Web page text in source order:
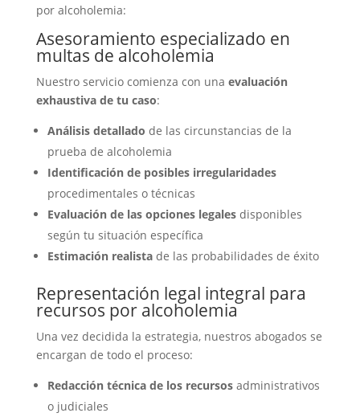
por alcoholemia:
Asesoramiento especializado en
multas de alcoholemia
Nuestro servicio comienza con una evaluación
exhaustiva de tu caso:
Análisis detallado de las circunstancias de la
prueba de alcoholemia
Identificación de posibles irregularidades
procedimentales o técnicas
Evaluación de las opciones legalesdisponibles
según tu situación específica
Estimación realistade las probabilidades de éxito
Representación legal integral para
recursos por alcoholemia
Una vez decidida la estrategia, nuestros abogados se
encargan de todo el proceso:
Redacción técnica de los recursosadministrativos
o judiciales